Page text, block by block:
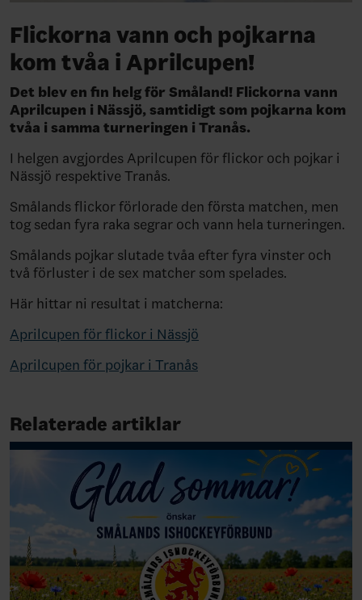
Flickorna vann och pojkarna
kom tvåa i Aprilcupen!
Det blev en fin helg för Småland! Flickorna vann
Aprilcupen i Nässjö, samtidigt som pojkarna kom
tvåa i samma turneringen i Tranås.
I helgen avgjordes Aprilcupen för flickor och pojkar i
Nässjö respektive Tranås.
Smålands flickor förlorade den första matchen, men
tog sedan fyra raka segrar och vann hela turneringen.
Smålands pojkar slutade tvåa efter fyra vinster och
två förluster i de sex matcher som spelades.
Här hittar ni resultat i matcherna:
Aprilcupen för flickor i Nässjö
Aprilcupen för pojkar i Tranås
Relaterade artiklar